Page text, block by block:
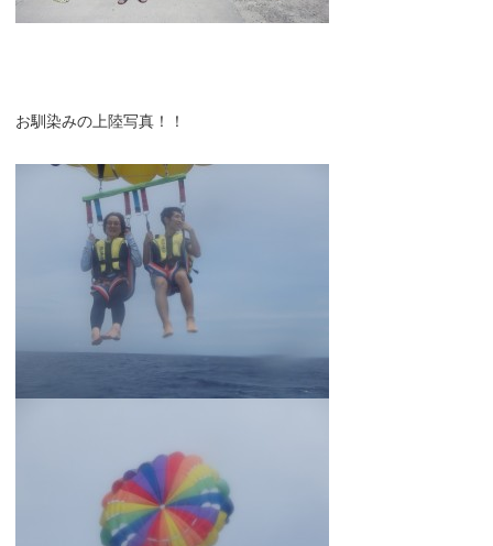
お馴染みの上陸写真！！